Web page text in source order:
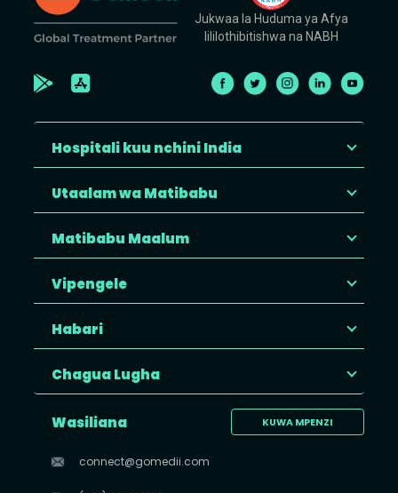
Jukwaa la Huduma ya Afya
lililothibitishwa na NABH
Hospitali kuu nchini India
Utaalam wa Matibabu
Matibabu Maalum
Vipengele
Habari
Chagua Lugha
KUWA MPENZI
Wasiliana
connect@gomedii.com